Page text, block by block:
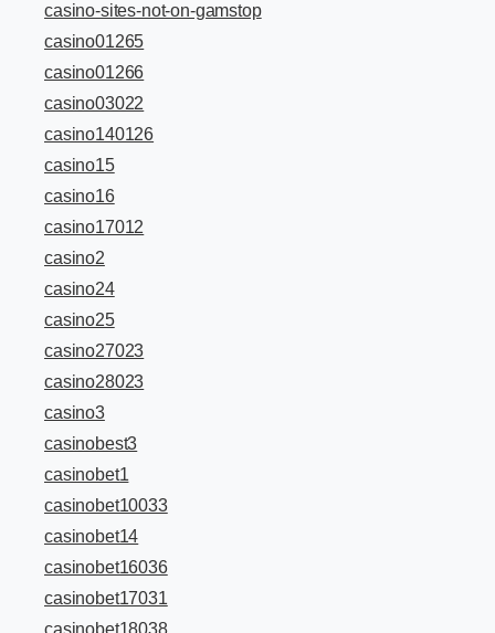
casino-sites-not-on-gamstop
casino01265
casino01266
casino03022
casino140126
casino15
casino16
casino17012
casino2
casino24
casino25
casino27023
casino28023
casino3
casinobest3
casinobet1
casinobet10033
casinobet14
casinobet16036
casinobet17031